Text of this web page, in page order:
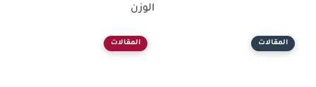
الوزن
المقالات المقالات